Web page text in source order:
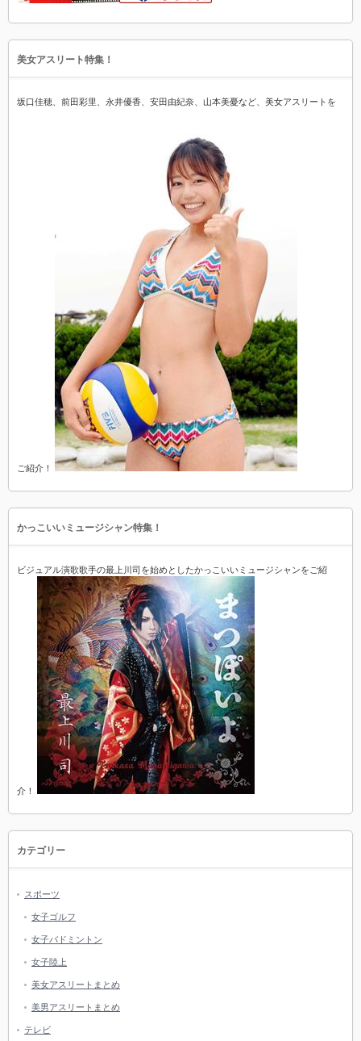
美女アスリート特集！
坂口佳穂、前田彩里、永井優香、安田由紀奈、山本美憂など、美女アスリートを
ご紹介！
かっこいいミュージシャン特集！
ビジュアル演歌歌手の最上川司を始めとしたかっこいいミュージシャンをご紹
介！
カテゴリー
スポーツ
女子ゴルフ
女子バドミントン
女子陸上
美女アスリートまとめ
美男アスリートまとめ
テレビ